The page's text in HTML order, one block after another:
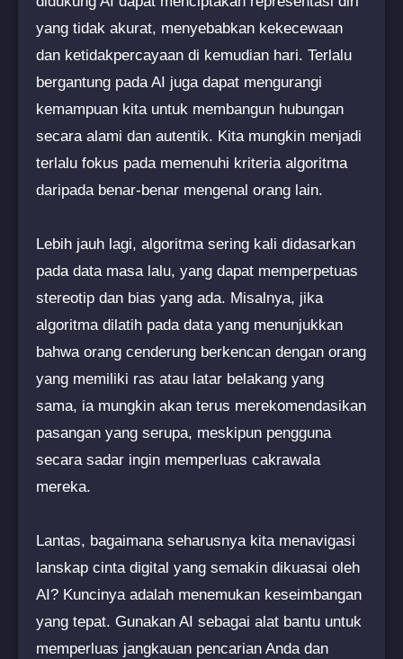
yang tidak akurat, menyebabkan kekecewaan
dan ketidakpercayaan di kemudian hari. Terlalu
bergantung pada AI juga dapat mengurangi
kemampuan kita untuk membangun hubungan
secara alami dan autentik. Kita mungkin menjadi
terlalu fokus pada memenuhi kriteria algoritma
daripada benar-benar mengenal orang lain.
Lebih jauh lagi, algoritma sering kali didasarkan
pada data masa lalu, yang dapat memperpetuas
stereotip dan bias yang ada. Misalnya, jika
algoritma dilatih pada data yang menunjukkan
bahwa orang cenderung berkencan dengan orang
yang memiliki ras atau latar belakang yang
sama, ia mungkin akan terus merekomendasikan
pasangan yang serupa, meskipun pengguna
secara sadar ingin memperluas cakrawala
mereka.
Lantas, bagaimana seharusnya kita menavigasi
lanskap cinta digital yang semakin dikuasai oleh
AI? Kuncinya adalah menemukan keseimbangan
yang tepat. Gunakan AI sebagai alat bantu untuk
memperluas jangkauan pencarian Anda dan